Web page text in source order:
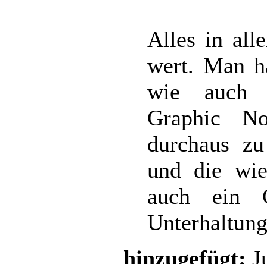
Alles in
wert. Man
wie auch
Graphic
durchaus
und die
auch ein
hinzugefügt: